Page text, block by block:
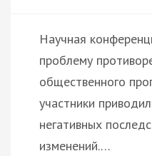
Научная
проблему
общественного
участники
негативных
изменений.…